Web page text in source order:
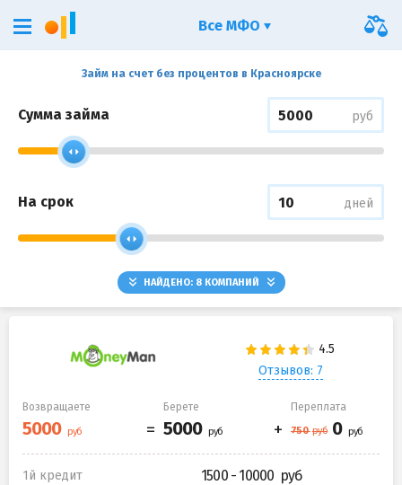
Займ на счет без процентов в Красноярске
Сумма займа руб
На срок дней
НАЙДЕНО: 8КОМПАНИЙ
Отзывов: 7
Возвращаете Берете Переплата
1й кредит 1500 - 10000
Все МФО